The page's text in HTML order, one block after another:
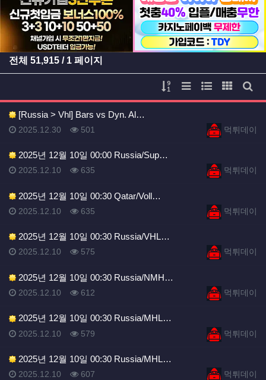
등록일 등록일
전체 51,915 / 1 페이지
게시물 정렬
리스트 스타일
웹진 스타일
갤러리
게
[Russia > Vhl] Bars vs Dyn. Al…
등록자먹튀데이
등록일
2025.12.30 조회
501
2025년 12월 10일 00:00 Russia/Sup…
등록자먹튀데이
등록일
2025.12.10 조회
635
2025년 12월 10일 00:30 Qatar/Voll…
등록자먹튀데이
등록일
2025.12.10 조회
635
2025년 12월 10일 00:30 Russia/VHL…
등록자먹튀데이
등록일
2025.12.10 조회
575
2025년 12월 10일 00:30 Russia/NMH…
등록자먹튀데이
등록일
2025.12.10 조회
612
2025년 12월 10일 00:30 Russia/MHL…
등록자먹튀데이
등록일
2025.12.10 조회
579
2025년 12월 10일 00:30 Russia/MHL…
등록자먹튀데이
등록일
2025.12.10 조회
607